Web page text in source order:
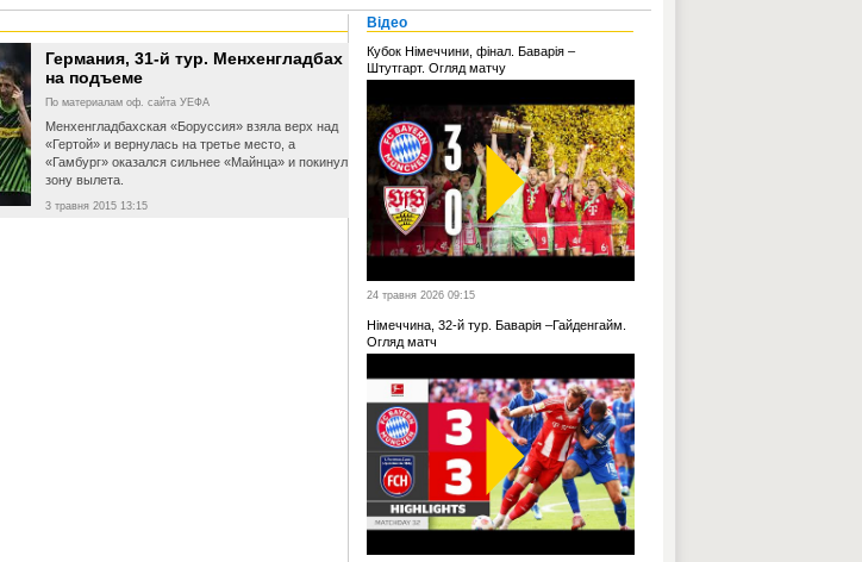
Германия, 31-й тур. Менхенгладбах
на подъеме
По материалам оф. сайта УЕФА
Менхенгладбахская «Боруссия» взяла верх над
«Гертой» и вернулась на третье место, а
«Гамбург» оказался сильнее «Майнца» и покинул
зону вылета.
3 травня 2015 13:15
Відео
Кубок Німеччини, фінал. Баварія –
Штутгарт. Огляд матчу
24 травня 2026 09:15
Німеччина, 32-й тур. Баварія –Гайденгайм.
Огляд матч